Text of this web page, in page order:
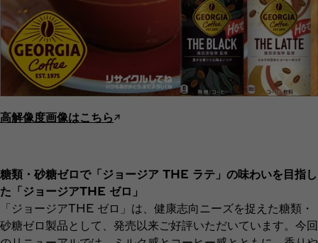
高解像度画像はこちら↗︎
糖類・砂糖ゼロで「ジョージア THE ラテ」の味わいを目指し
た「ジョージアTHE ゼロ」
「ジョージアTHE ゼロ」は、健康志向ニーズを捉えた糖類・
砂糖ゼロ製品として、発売以来ご好評いただいています。今回